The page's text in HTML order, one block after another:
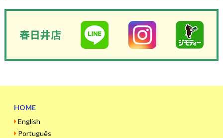
春日井店
HOME
English
Português